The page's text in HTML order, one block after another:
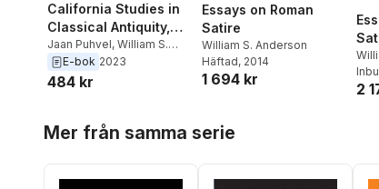
California Studies in
Classical Antiquity,
Volume 12
Jaan Puhvel, William S.
Anderson
E-bok 2023
484 kr
Essays on Roman
Satire
William S. Anderson
Häftad, 2014
1 694 kr
2
Mer från samma serie